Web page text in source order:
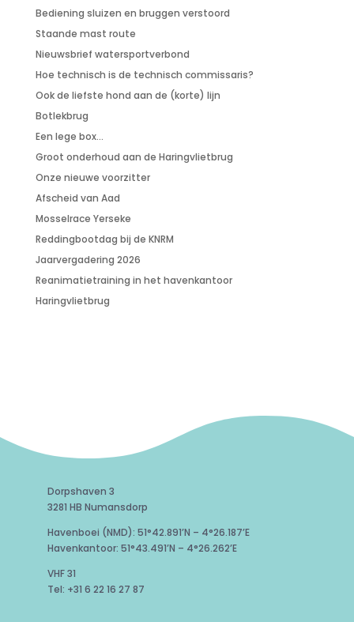
Bediening sluizen en bruggen verstoord
Staande mast route
Nieuwsbrief watersportverbond
Hoe technisch is de technisch commissaris?
Ook de liefste hond aan de (korte) lijn
Botlekbrug
Een lege box…
Groot onderhoud aan de Haringvlietbrug
Onze nieuwe voorzitter
Afscheid van Aad
Mosselrace Yerseke
Reddingbootdag bij de KNRM
Jaarvergadering 2026
Reanimatietraining in het havenkantoor
Haringvlietbrug
Dorpshaven 3
3281 HB Numansdorp
Havenboei (NMD): 51°42.891’N – 4°26.187’E
Havenkantoor: 51°43.491’N – 4°26.262’E
VHF 31
Tel: +31 6 22 16 27 87